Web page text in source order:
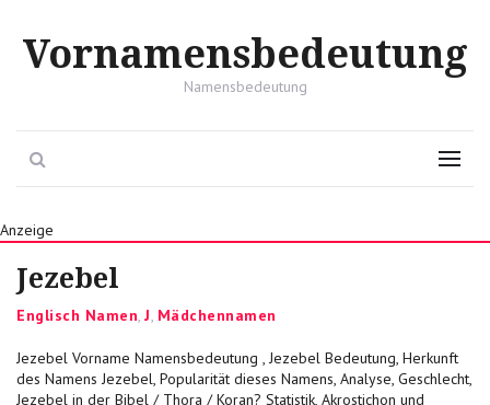
Vornamensbedeutung
Namensbedeutung
Menu
Anzeige
Jezebel
Categories
Englisch Namen, J, Mädchennamen
Jezebel Vorname Namensbedeutung , Jezebel Bedeutung, Herkunft
des Namens Jezebel, Popularität dieses Namens, Analyse, Geschlecht,
Jezebel in der Bibel / Thora / Koran? Statistik, Akrostichon und